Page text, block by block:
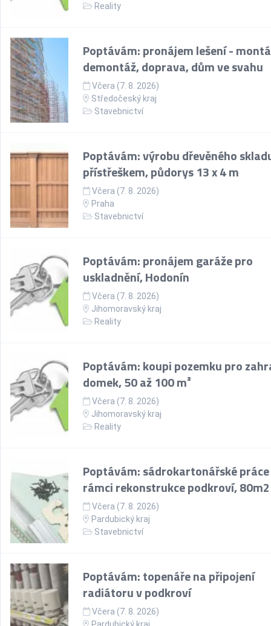
Reality
Poptávám: pronájem lešení -
demontáž, doprava, dům ve svahu
Včera (7. 8. 2026)
Středočeský kraj
Stavebnictví
Poptávám: výrobu dřevěného
přístřeškem, půdorys 13 x 4 m
Včera (7. 8. 2026)
Praha
Stavebnictví
Poptávám: pronájem garáže pro
uskladnění, Hodonín
Včera (7. 8. 2026)
Jihomoravský kraj
Reality
Poptávám: koupi pozemku pro
domek, 50 až 100 m²
Včera (7. 8. 2026)
Jihomoravský kraj
Reality
Poptávám: sádrokartonářské
rámci rekonstrukce podkroví, 80m2
Včera (7. 8. 2026)
Pardubický kraj
Stavebnictví
Poptávám: topenáře na připojení
radiátoru v podkroví
Včera (7. 8. 2026)